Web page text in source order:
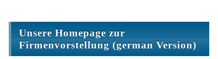
Unsere Homepage zur
Firmenvorstellung (german Version)